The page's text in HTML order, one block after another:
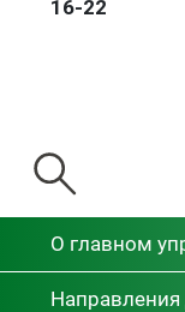
16-22
О главном
Направления